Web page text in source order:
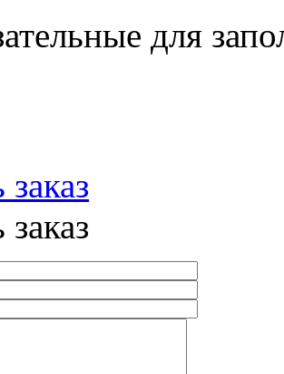
для